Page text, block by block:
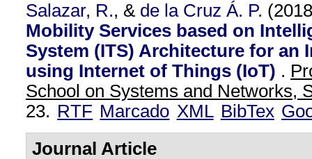
Salazar, R., & de la Cruz Á. P.
Mobility Services based on
System (ITS) Architecture for an
using Internet of Things (IoT) .
School on Systems and Networks,
23. RTF Marcado XML BibTex
Journal Article